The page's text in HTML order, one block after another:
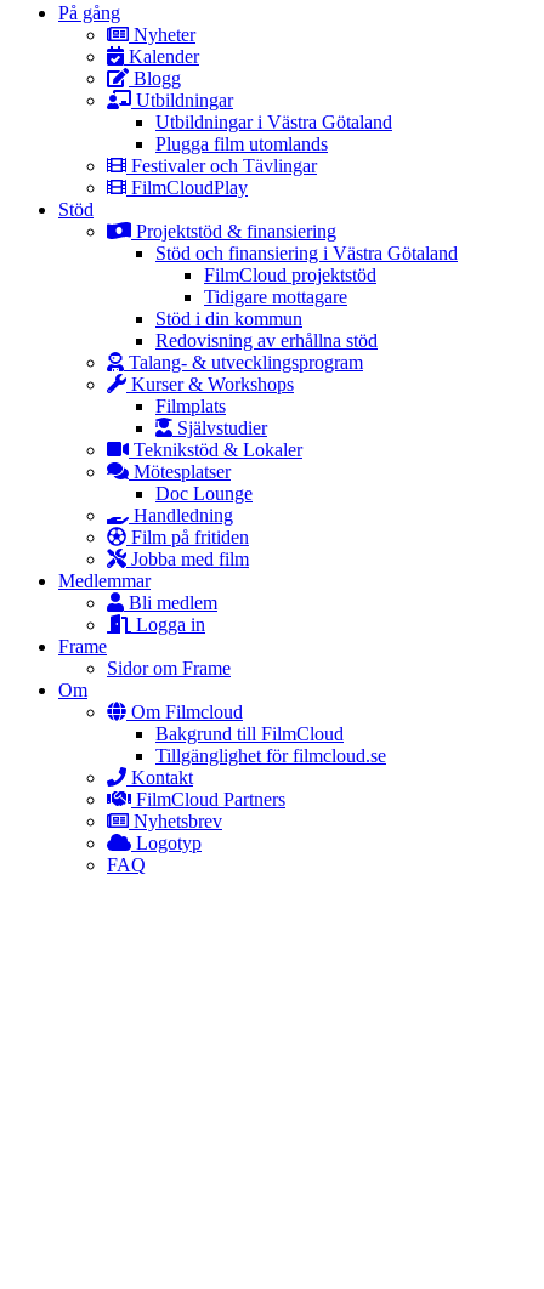
På gång
Nyheter
Kalender
Blogg
Utbildningar
Utbildningar i Västra Götaland
Plugga film utomlands
Festivaler och Tävlingar
FilmCloudPlay
Stöd
Projektstöd & finansiering
Stöd och finansiering i Västra Götaland
FilmCloud projektstöd
Tidigare mottagare
Stöd i din kommun
Redovisning av erhållna stöd
Talang- & utvecklingsprogram
Kurser & Workshops
Filmplats
Självstudier
Teknikstöd & Lokaler
Mötesplatser
Doc Lounge
Handledning
Film på fritiden
Jobba med film
Medlemmar
Bli medlem
Logga in
Frame
Sidor om Frame
Om
Om Filmcloud
Bakgrund till FilmCloud
Tillgänglighet för filmcloud.se
Kontakt
FilmCloud Partners
Nyhetsbrev
Logotyp
FAQ